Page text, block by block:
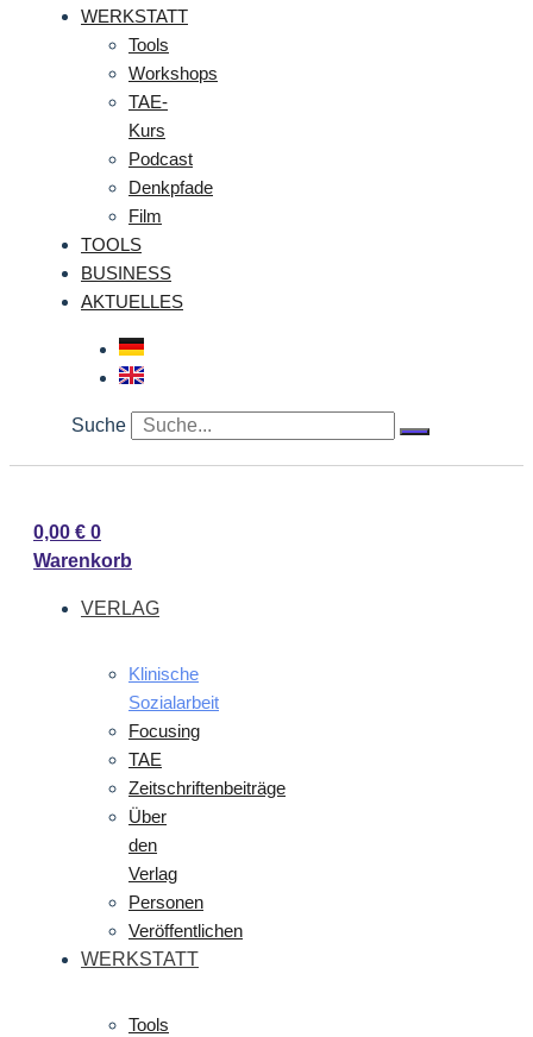
WERKSTATT
Tools
Workshops
TAE-
Kurs
Podcast
Denkpfade
Film
TOOLS
BUSINESS
AKTUELLES
Suche
0,00 € 0
Warenkorb
VERLAG
Klinische
Sozialarbeit
Focusing
TAE
Zeitschriftenbeiträge
Über
den
Verlag
Personen
Veröffentlichen
WERKSTATT
Tools